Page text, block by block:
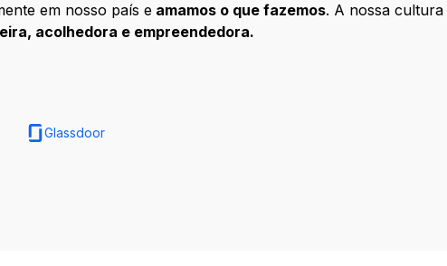
em nosso país e amamos o que fazemos. A nossa cultura
acolhedora e empreendedora.
Glassdoor